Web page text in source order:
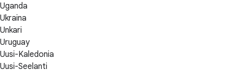
Uganda
Ukraina
Unkari
Uruguay
Uusi-Kaledonia
Uusi-Seelanti